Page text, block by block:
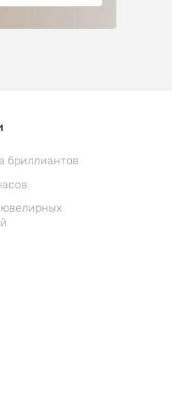
бриллиантов
ювелирных